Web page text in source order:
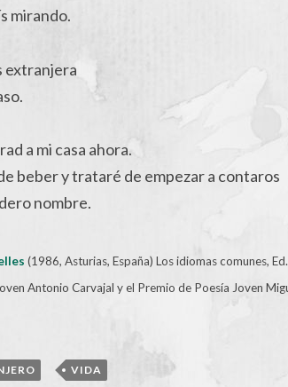
mirando.
extranjera
a mi casa ahora.
beber y trataré de empezar a contaros
nombre.
(1986, Asturias, España) Los idiomas comunes,
Antonio Carvajal y el Premio de Poesía Joven
, VIDA